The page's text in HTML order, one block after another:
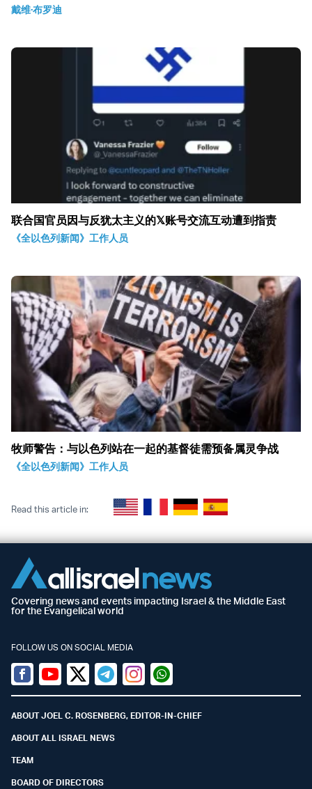
戴维·布罗迪
联合国官员因与反犹太主义的𝕏账号交流互动遭到指责
《全以色列新闻》工作人员
牧师警告：与以色列站在一起的基督徒需预备属灵争战
《全以色列新闻》工作人员
Read this article in:
Covering news and events impacting Israel & the Middle East
for the Evangelical world
FOLLOW US ON SOCIAL MEDIA
Facebook
YoutubeTwitter (X)
TelegramInstagramWhatsapp
ABOUT JOEL C. ROSENBERG, EDITOR-IN-CHIEF
ABOUT ALL ISRAEL NEWS
TEAM
BOARD OF DIRECTORS